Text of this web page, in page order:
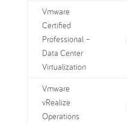
Vmware
Certified
Professional –
Data Center
Virtualization
Vmware
vRealize
Operations